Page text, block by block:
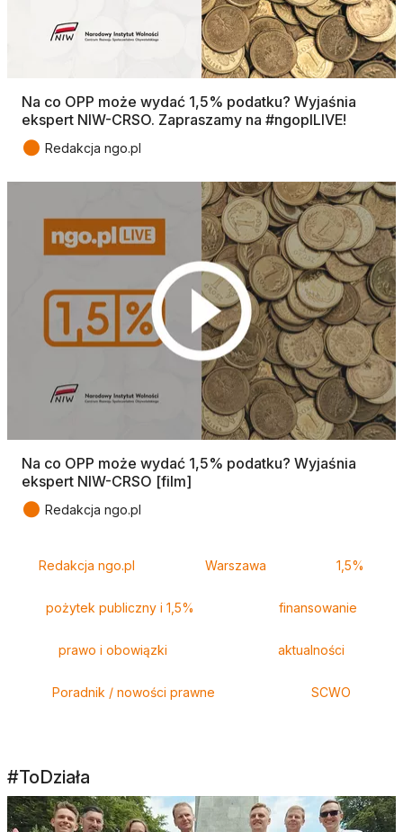
Na co OPP może wydać 1,5% podatku? Wyjaśnia
ekspert NIW-CRSO. Zapraszamy na #ngoplLIVE!
● Redakcja ngo.pl
Na co OPP może wydać 1,5% podatku? Wyjaśnia
ekspert NIW-CRSO [film]
● Redakcja ngo.pl
Redakcja ngo.pl Warszawa 1,5%
pożytek publiczny i 1,5% finansowanie
prawo i obowiązki aktualności
Poradnik / nowości prawne SCWO
#ToDziała